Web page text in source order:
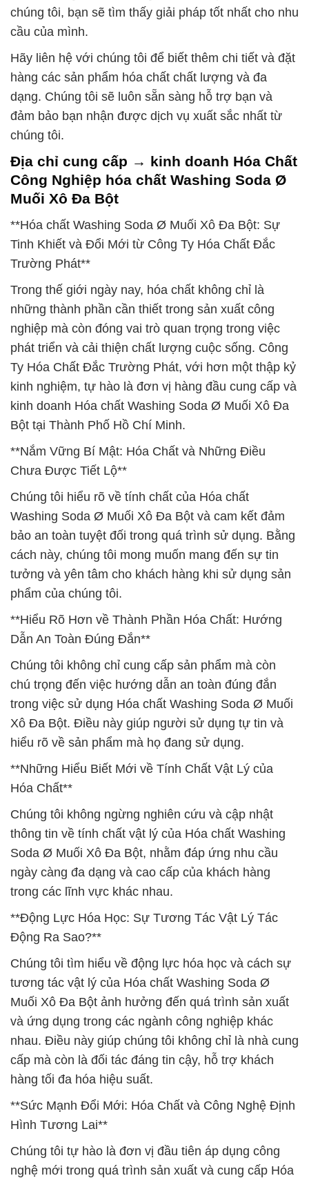
chúng tôi, bạn sẽ tìm thấy giải pháp tốt nhất cho nhu
cầu của mình.
Hãy liên hệ với chúng tôi để biết thêm chi tiết và đặt
hàng các sản phẩm hóa chất chất lượng và đa
dạng. Chúng tôi sẽ luôn sẵn sàng hỗ trợ bạn và
đảm bảo bạn nhận được dịch vụ xuất sắc nhất từ
chúng tôi.
Địa chỉ cung cấp → kinh doanh Hóa Chất
Công Nghiệp hóa chất Washing Soda Ø
Muối Xô Đa Bột
**Hóa chất Washing Soda Ø Muối Xô Đa Bột: Sự
Tinh Khiết và Đổi Mới từ Công Ty Hóa Chất Đắc
Trường Phát**
Trong thế giới ngày nay, hóa chất không chỉ là
những thành phần cần thiết trong sản xuất công
nghiệp mà còn đóng vai trò quan trọng trong việc
phát triển và cải thiện chất lượng cuộc sống. Công
Ty Hóa Chất Đắc Trường Phát, với hơn một thập kỷ
kinh nghiệm, tự hào là đơn vị hàng đầu cung cấp và
kinh doanh Hóa chất Washing Soda Ø Muối Xô Đa
Bột tại Thành Phố Hồ Chí Minh.
**Nắm Vững Bí Mật: Hóa Chất và Những Điều
Chưa Được Tiết Lộ**
Chúng tôi hiểu rõ về tính chất của Hóa chất
Washing Soda Ø Muối Xô Đa Bột và cam kết đảm
bảo an toàn tuyệt đối trong quá trình sử dụng. Bằng
cách này, chúng tôi mong muốn mang đến sự tin
tưởng và yên tâm cho khách hàng khi sử dụng sản
phẩm của chúng tôi.
**Hiểu Rõ Hơn về Thành Phần Hóa Chất: Hướng
Dẫn An Toàn Đúng Đắn**
Chúng tôi không chỉ cung cấp sản phẩm mà còn
chú trọng đến việc hướng dẫn an toàn đúng đắn
trong việc sử dụng Hóa chất Washing Soda Ø Muối
Xô Đa Bột. Điều này giúp người sử dụng tự tin và
hiểu rõ về sản phẩm mà họ đang sử dụng.
**Những Hiểu Biết Mới về Tính Chất Vật Lý của
Hóa Chất**
Chúng tôi không ngừng nghiên cứu và cập nhật
thông tin về tính chất vật lý của Hóa chất Washing
Soda Ø Muối Xô Đa Bột, nhằm đáp ứng nhu cầu
ngày càng đa dạng và cao cấp của khách hàng
trong các lĩnh vực khác nhau.
**Động Lực Hóa Học: Sự Tương Tác Vật Lý Tác
Động Ra Sao?**
Chúng tôi tìm hiểu về động lực hóa học và cách sự
tương tác vật lý của Hóa chất Washing Soda Ø
Muối Xô Đa Bột ảnh hưởng đến quá trình sản xuất
và ứng dụng trong các ngành công nghiệp khác
nhau. Điều này giúp chúng tôi không chỉ là nhà cung
cấp mà còn là đối tác đáng tin cậy, hỗ trợ khách
hàng tối đa hóa hiệu suất.
**Sức Mạnh Đổi Mới: Hóa Chất và Công Nghệ Định
Hình Tương Lai**
Chúng tôi tự hào là đơn vị đầu tiên áp dụng công
nghệ mới trong quá trình sản xuất và cung cấp Hóa